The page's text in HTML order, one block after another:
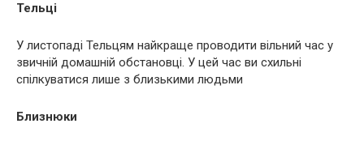
Тельці
У листопаді Тельцям найкраще проводити вільний час у
звичній домашній обстановці. У цей час ви схильні
спілкуватися лише з близькими людьми
Близнюки